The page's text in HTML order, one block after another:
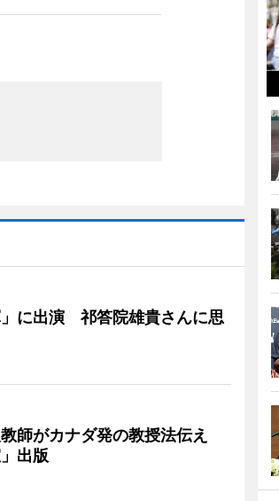
に出演 祁答院雄貴さんに思
師がカナダ発の教授法伝え
出版